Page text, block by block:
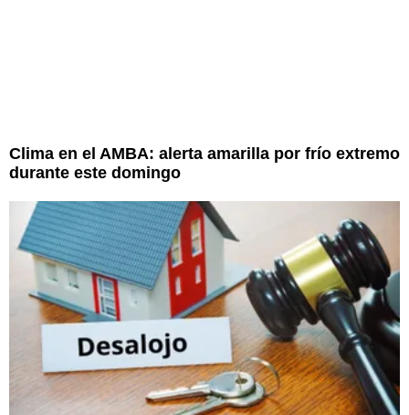
Clima en el AMBA: alerta amarilla por frío extremo
durante este domingo